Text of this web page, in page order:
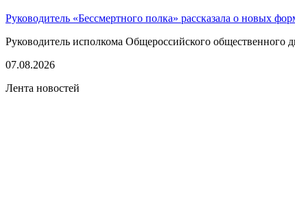
Руководитель «Бессмертного полка» рассказала о новых
Руководитель исполкома Общероссийского
07.08.2026
Лента новостей